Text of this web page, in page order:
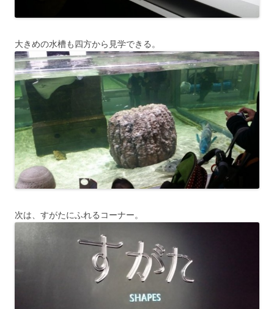
大きめの水槽も四方から見学できる。
次は、すがたにふれるコーナー。